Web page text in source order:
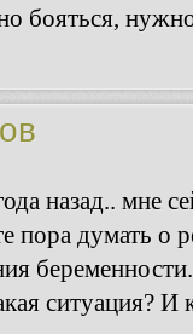
бояться,
назад.. мне
пора думать о
ситуация? И